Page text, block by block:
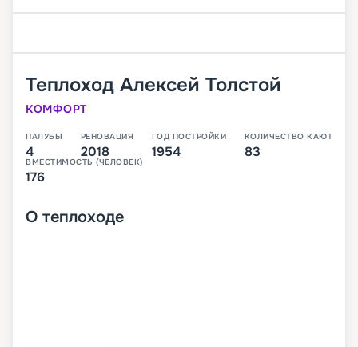
Теплоход Алексей Толстой
КОМФОРТ
ПАЛУБЫ
4
РЕНОВАЦИЯ
2018
ГОД ПОСТРОЙКИ
1954
КОЛИЧЕСТВО КАЮТ
83
ВМЕСТИМОСТЬ (ЧЕЛОВЕК)
176
О теплоходе